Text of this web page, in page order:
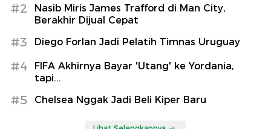
#2
Nasib Miris James Trafford di Man City,
Berakhir Dijual Cepat
#3 Diego Forlan Jadi Pelatih Timnas Uruguay
#4
FIFA Akhirnya Bayar 'Utang' ke Yordania,
tapi...
#5 Chelsea Nggak Jadi Beli Kiper Baru